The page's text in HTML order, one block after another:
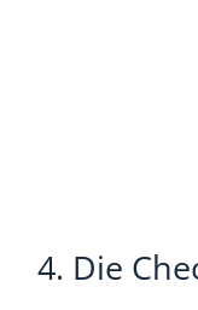
4. Die